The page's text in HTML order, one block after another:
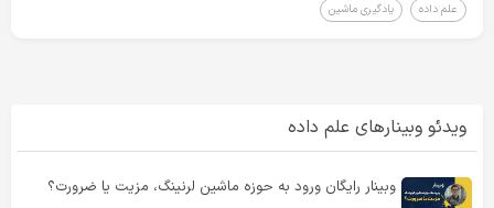
علم داده یادگیری ماشین
ویدئو وبینارهای علم داده
وبینار رایگان ورود به حوزه ماشین لرنینگ، مزیت یا ضرورت؟